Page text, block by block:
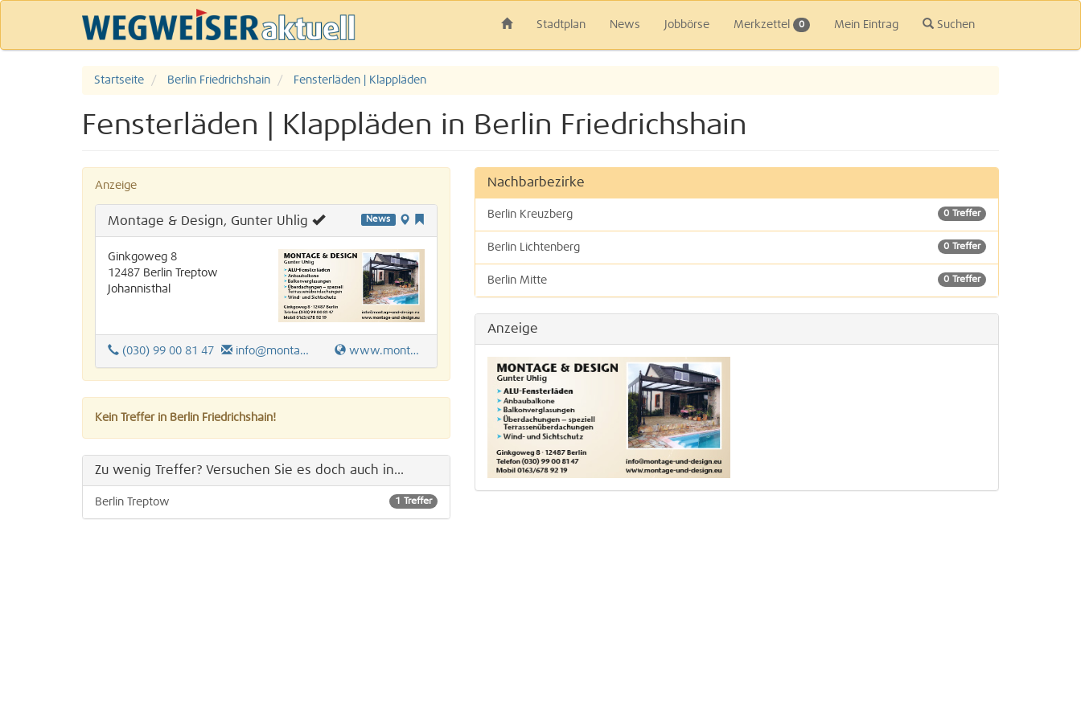
Stadtplan News Jobbörse Merkzettel 0 Mein Eintrag Suchen
Startseite Berlin Friedrichshain Fensterläden | Klappläden
Fensterläden | Klappläden in Berlin Friedrichshain
Anzeige
News
Montage & Design, Gunter Uhlig
Ginkgoweg 8
12487 Berlin
Treptow
Johannisthal
(030) 99 00 81 47 info@montage-und-design.eu www.montage-und-design.eu
Kein Treffer in Berlin Friedrichshain!
Zu wenig Treffer? Versuchen Sie es doch auch in...
1 Treffer
Berlin Treptow
Nachbarbezirke
0 Treffer
Berlin Kreuzberg
0 Treffer
Berlin Lichtenberg
0 Treffer
Berlin Mitte
0 Treffer
Berlin Prenzlauer Berg
1 Treffer
Berlin Treptow
Anzeige